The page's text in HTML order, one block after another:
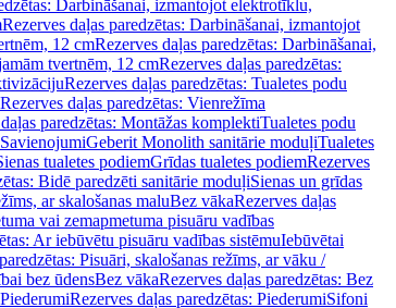
Darbināšanai, izmantojot elektrotīklu,
Rezerves daļas paredzētas: Darbināšanai, izmantojot
12 cmRezerves daļas paredzētas: Darbināšanai,
tvertnēm, 12 cmRezerves daļas paredzētas:
Rezerves daļas paredzētas: Tualetes podu
Rezerves daļas paredzētas: Vienrežīma
paredzētas: Montāžas komplektiTualetes podu
SavienojumiGeberit Monolith sanitārie moduļiTualetes
tualetes podiemGrīdas tualetes podiemRezerves
Bidē paredzēti sanitārie moduļiSienas un grīdas
ar skalošanas maluBez vākaRezerves daļas
vai zemapmetuma pisuāru vadības
Ar iebūvētu pisuāru vadības sistēmuIebūvētai
Pisuāri, skalošanas režīms, ar vāku /
bez ūdensBez vākaRezerves daļas paredzētas: Bez
PiederumiRezerves daļas paredzētas: PiederumiSifoni